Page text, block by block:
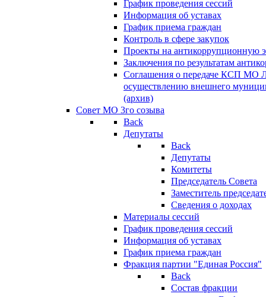
График проведения сессий
Информация об уставах
График приема граждан
Контроль в сфере закупок
Проекты на антикоррупционную
Заключения по результатам
Соглашения о передаче КСП МО
осуществлению внешнего
(архив)
Совет МО 3го созыва
Back
Депутаты
Back
Депутаты
Комитеты
Председатель Совета
Заместитель
Сведения о доходах
Материалы сессий
График проведения сессий
Информация об уставах
График приема граждан
Фракция партии "Единая Россия"
Back
Состав фракции